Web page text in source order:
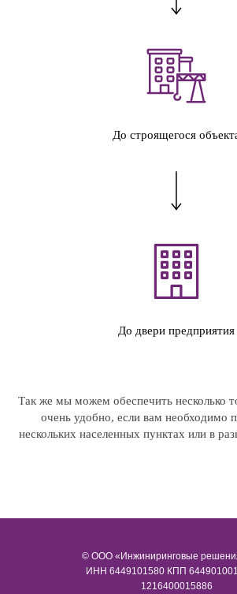
До строящегося
До двери предприятия
Так же мы можем обеспечить несколько
очень удобно, если вам необходимо
нескольких населенных пунктах или в
© ООО «Инжиниринговые
ИНН​​​​​​​ 6449101580 КПП
1216400015886